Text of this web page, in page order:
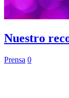
Nuestro
Prensa 0